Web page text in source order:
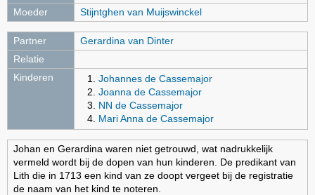
Moeder
Stijntghen van Muijswinckel
Partner
Gerardina van Dinter
Relatie
Kinderen
Johannes de Cassemajor
Joanna de Cassemajor
NN de Cassemajor
Mari Anna de Cassemajor
Johan en Gerardina waren niet getrouwd, wat nadrukkelijk
vermeld wordt bij de dopen van hun kinderen. De predikant van
Lith die in 1713 een kind van ze doopt vergeet bij de registratie
de naam van het kind te noteren.